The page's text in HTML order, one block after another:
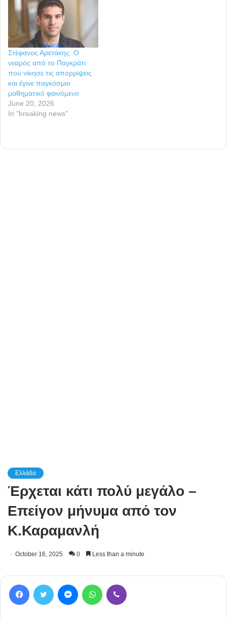
Στέφανος Αρετάκης: Ο
νεαρός από το Παγκράτι
που νίκησε τις απορρίψεις
και έγινε παγκόσμιο
μαθηματικό φαινόμενο
June 20, 2026
In "breaking news"